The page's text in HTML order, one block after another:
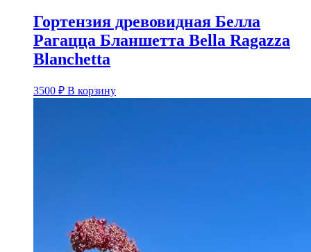
Гортензия древовидная Белла
Рагацца Бланшетта Bella Ragazza
Blanchetta
3500 ₽ В корзину